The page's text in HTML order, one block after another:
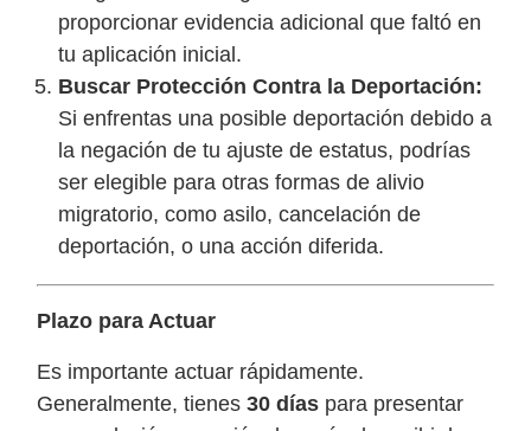
proporcionar evidencia adicional que faltó en
tu aplicación inicial.
Buscar Protección Contra la Deportación:
Si enfrentas una posible deportación debido a
la negación de tu ajuste de estatus, podrías
ser elegible para otras formas de alivio
migratorio, como asilo, cancelación de
deportación, o una acción diferida.
Plazo para Actuar
Es importante actuar rápidamente.
Generalmente, tienes 30 días para presentar